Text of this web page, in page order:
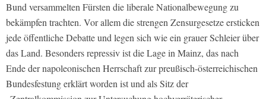
Bund versammelten Fürsten die liberale Nationalbewegung zu
bekämpfen trachten. Vor allem die strengen Zensurgesetze ersticken
jede öﬀentliche Debatte und legen sich wie ein grauer Schleier über
das Land. Besonders repressiv ist die Lage in Mainz, das nach
Ende der napoleonischen Herrschaft zur preußisch-österreichischen
Bundesfestung erklärt worden ist und als Sitz der